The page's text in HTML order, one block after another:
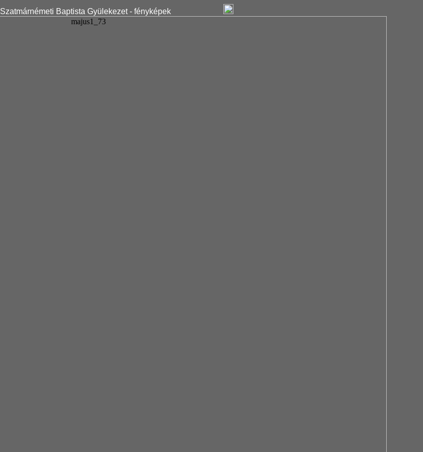
Szatmárnémeti Baptista Gyülekezet - fényképek